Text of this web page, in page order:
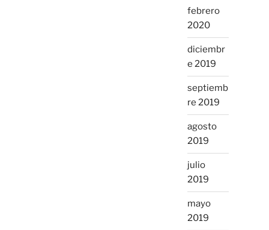
febrero
2020
diciembr
e 2019
septiemb
re 2019
agosto
2019
julio
2019
mayo
2019